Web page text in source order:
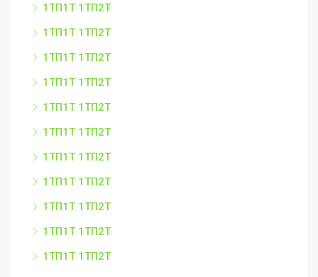
1ТП1Т 1ТП2Т
1ТП1Т 1ТП2Т
1ТП1Т 1ТП2Т
1ТП1Т 1ТП2Т
1ТП1Т 1ТП2Т
1ТП1Т 1ТП2Т
1ТП1Т 1ТП2Т
1ТП1Т 1ТП2Т
1ТП1Т 1ТП2Т
1ТП1Т 1ТП2Т
1ТП1Т 1ТП2Т